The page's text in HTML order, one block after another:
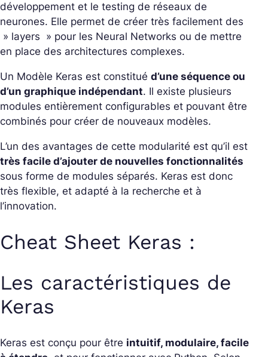
développement et le testing de réseaux de
neurones. Elle permet de créer très facilement des
» layers » pour les Neural Networks ou de mettre
en place des architectures complexes.
Un Modèle Keras est constitué d’une séquence ou
d’un graphique indépendant. Il existe plusieurs
modules entièrement configurables et pouvant être
combinés pour créer de nouveaux modèles.
L’un des avantages de cette modularité est qu’il est
très facile d’ajouter de nouvelles fonctionnalités
sous forme de modules séparés. Keras est donc
très flexible, et adapté à la recherche et à
l’innovation.
Cheat Sheet Keras :
Les caractéristiques de
Keras
Keras est conçu pour être intuitif, modulaire, facile